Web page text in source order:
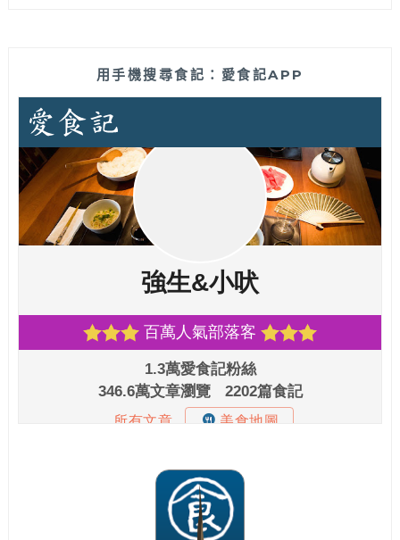
用手機搜尋食記：愛食記APP